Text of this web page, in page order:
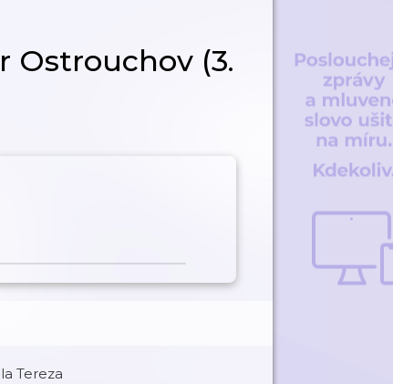
Ostrouchov (3.
Tereza